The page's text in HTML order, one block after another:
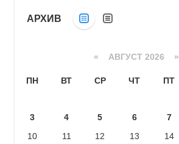
АРХИВ
« АВГУСТ 2026 »
ПН ВТ СР ЧТ ПТ
3
4 5 6 7
10
11 12 13 14